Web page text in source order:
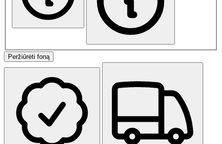
Peržiūrėti foną